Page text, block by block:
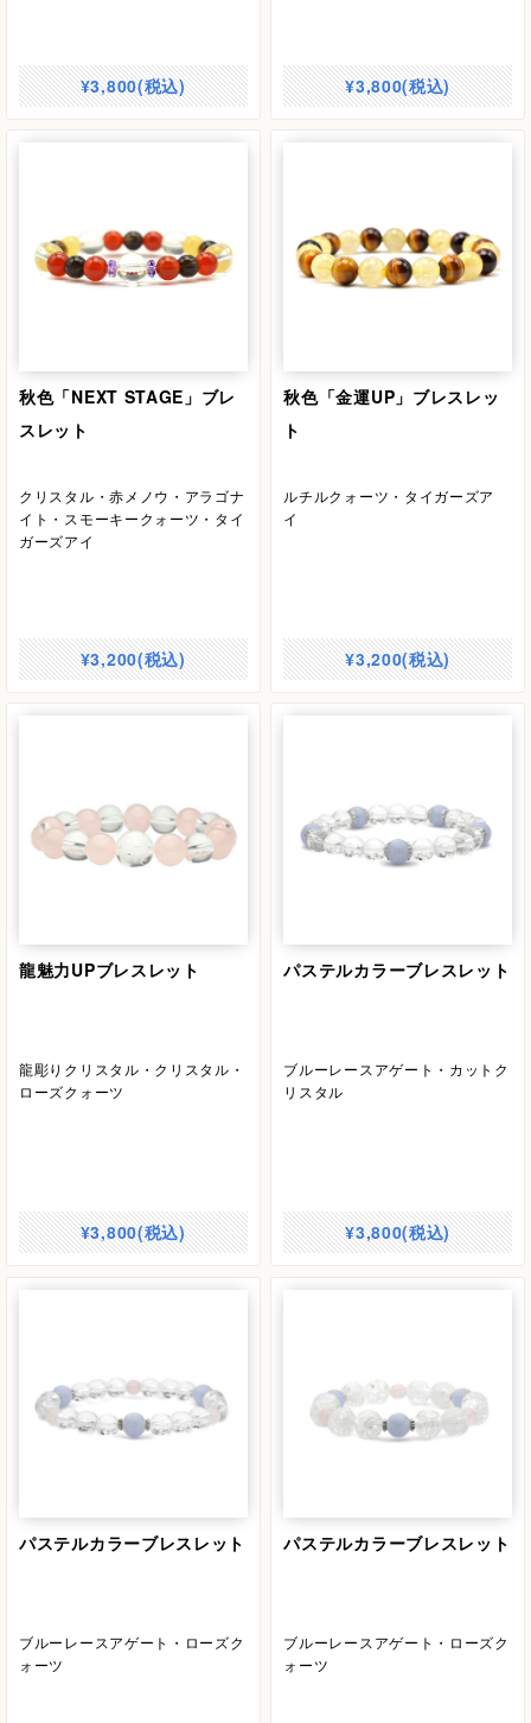
¥3,800(税込) ¥3,800(税込)
秋色「NEXT STAGE」ブレ
スレット
クリスタル・赤メノウ・アラゴナ
イト・スモーキークォーツ・タイ
ガーズアイ
¥3,200(税込)
秋色「金運UP」ブレスレッ
ト
ルチルクォーツ・タイガーズア
イ
¥3,200(税込)
龍魅力UPブレスレット
龍彫りクリスタル・クリスタル・
ローズクォーツ
¥3,800(税込)
パステルカラーブレスレット
ブルーレースアゲート・カットク
リスタル
¥3,800(税込)
パステルカラーブレスレット
ブルーレースアゲート・ローズク
ォーツ
パステルカラーブレスレット
ブルーレースアゲート・ローズク
ォーツ